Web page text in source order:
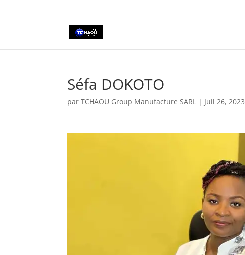
Séfa DOKOTO
parTCHAOU Group Manufacture SARL | Juil 26, 2023